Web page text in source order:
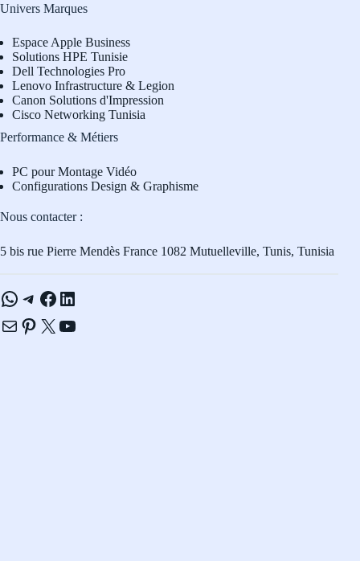
Univers Marques
Espace Apple Business
Solutions HPE Tunisie
Dell Technologies Pro
Lenovo Infrastructure & Legion
Canon Solutions d'Impression
Cisco Networking Tunisia
Performance & Métiers
PC pour Montage Vidéo
Configurations Design & Graphisme
Nous contacter :
5 bis rue Pierre Mendès France 1082 Mutuelleville, Tunis, Tunisia
WhatsApp
Telegram
Facebook
LinkedIn
E-mailPinterest
X YouTube